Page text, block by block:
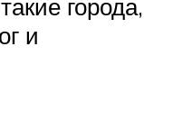
города,
и